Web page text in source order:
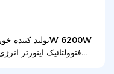
فتوولتائیک اینورتر